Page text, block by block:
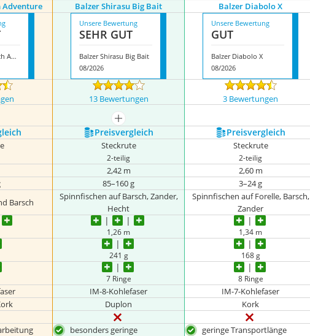
Adventure Balzer Shirasu Big Bait Balzer Diabolo X
Balzer Matze Koch Adventure
Unsere Bewertung
SEHR GUT
Balzer Shirasu Big Bait
08/2026
Unsere Bewertung
GUT
Balzer Diabolo X
08/2026
13 Bewertungen 3 Bewertungen
mehr anzeigen
Preis­vergleich Preis­vergleich
Steckrute
2-teilig
Steckrute
2-teilig
2,42 m 2,60 m
85–160 g 3–24 g
Barsch
Spinnfischen auf Barsch, Zander,
Hecht
Spinnfischen auf Forelle, Barsch,
Zander
1,26 m 1,34 m
241 g 168 g
7 Ringe 8 Ringe
IM-8-Kohlefaser IM-7-Kohlefaser
Duplon Kork
besonders geringe
geringe Transportlänge